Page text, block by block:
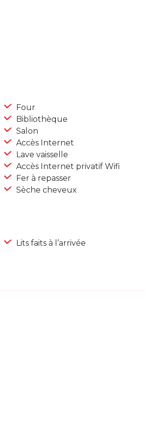
Four
Bibliothèque
Salon
Accès Internet
Lave vaisselle
Accès Internet privatif Wifi
Fer à repasser
Sèche cheveux
Lits faits à l’arrivée